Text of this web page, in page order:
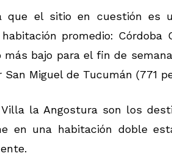
que el sitio en cuestión es
promedio:
bajo para el fin de
Miguel de Tucumán (771
la Angostura son los
en una habitación doble